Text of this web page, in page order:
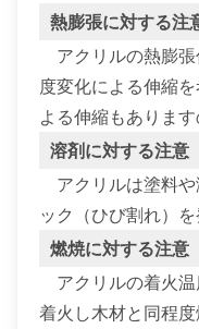
熱膨張に対する注
アクリルの熱膨
度変化による伸縮
よる伸縮もありま
溶剤に対する注意
アクリルは塗料
ック（ひび割れ）
燃焼に対する注意
アクリルの着火
着火し木材と同程